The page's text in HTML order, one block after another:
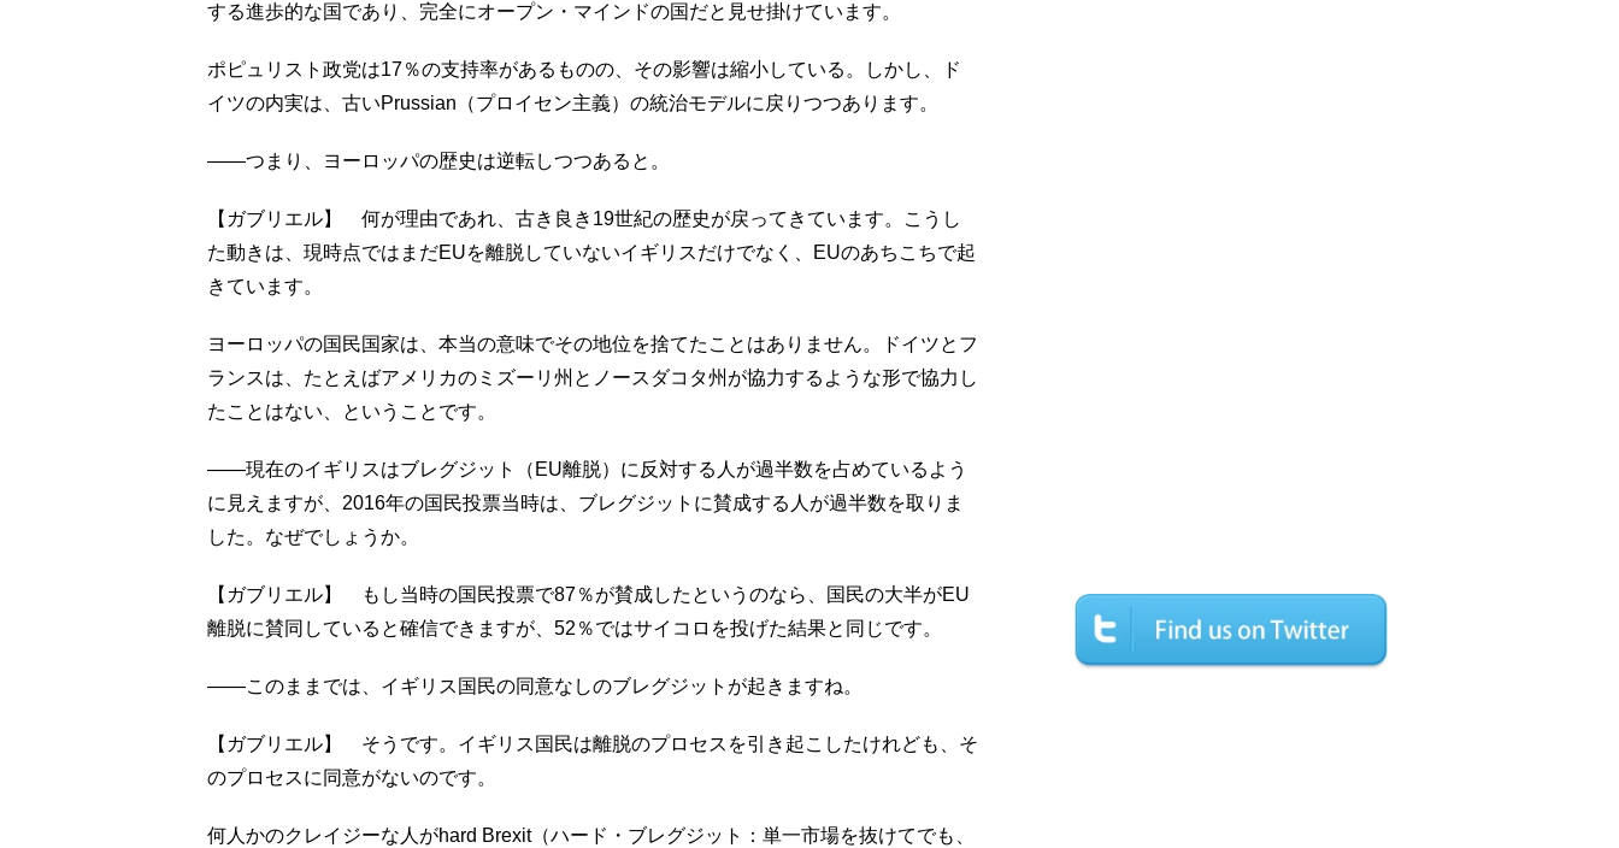
する進歩的な国であり、完全にオープン・マインドの国だと見せ掛けています。
ポピュリスト政党は17％の支持率があるものの、その影響は縮小している。しかし、ド
イツの内実は、古いPrussian（プロイセン主義）の統治モデルに戻りつつあります。
――つまり、ヨーロッパの歴史は逆転しつつあると。
【ガブリエル】 何が理由であれ、古き良き19世紀の歴史が戻ってきています。こうし
た動きは、現時点ではまだEUを離脱していないイギリスだけでなく、EUのあちこちで起
きています。
ヨーロッパの国民国家は、本当の意味でその地位を捨てたことはありません。ドイツとフ
ランスは、たとえばアメリカのミズーリ州とノースダコタ州が協力するような形で協力し
たことはない、ということです。
――現在のイギリスはブレグジット（EU離脱）に反対する人が過半数を占めているよう
に見えますが、2016年の国民投票当時は、ブレグジットに賛成する人が過半数を取りま
した。なぜでしょうか。
【ガブリエル】 もし当時の国民投票で87％が賛成したというのなら、国民の大半がEU
離脱に賛同していると確信できますが、52％ではサイコロを投げた結果と同じです。
――このままでは、イギリス国民の同意なしのブレグジットが起きますね。
【ガブリエル】 そうです。イギリス国民は離脱のプロセスを引き起こしたけれども、そ
のプロセスに同意がないのです。
何人かのクレイジーな人がhard Brexit（ハード・ブレグジット：単一市場を抜けてでも、